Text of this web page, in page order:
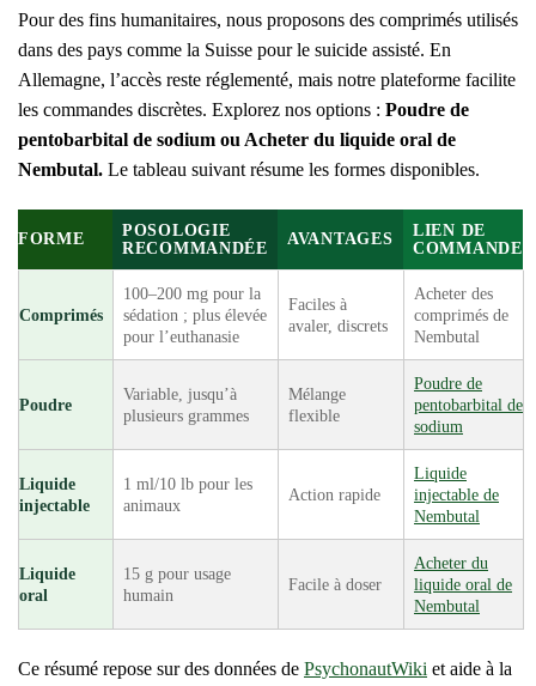
Pour des fins humanitaires, nous proposons des comprimés utilisés
dans des pays comme la Suisse pour le suicide assisté. En
Allemagne, l’accès reste réglementé, mais notre plateforme facilite
les commandes discrètes. Explorez nos options : Poudre de
pentobarbital de sodium ou Acheter du liquide oral de
Nembutal. Le tableau suivant résume les formes disponibles.
FORME
POSOLOGIE
RECOMMANDÉE
AVANTAGES
LIEN DE
COMMANDE
Comprimés
100–200 mg pour la
sédation ; plus élevée
pour l’euthanasie
Faciles à
avaler, discrets
Acheter des
comprimés de
Nembutal
Poudre
Variable, jusqu’à
plusieurs grammes
Mélange
flexible
Poudre de
pentobarbital de
sodium
Liquide
injectable
1 ml/10 lb pour les
animaux
Action rapide
Liquide
injectable de
Nembutal
Liquide
oral
15 g pour usage
humain
Facile à doser
Acheter du
liquide oral de
Nembutal
Ce résumé repose sur des données de PsychonautWiki et aide à la